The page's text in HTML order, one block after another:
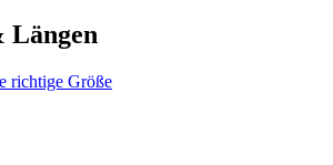
Längen
richtige Größe